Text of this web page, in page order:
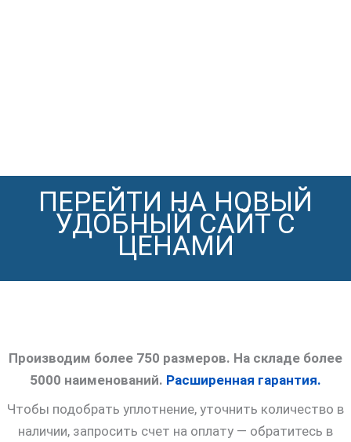
ПЕРЕЙТИ НА НОВЫЙ
УДОБНЫЙ САЙТ С
ЦЕНАМИ
Производим более 750 размеров. На складе более
5000 наименований. Расширенная гарантия.
Чтобы подобрать уплотнение, уточнить количество в
наличии, запросить счет на оплату — обратитесь в